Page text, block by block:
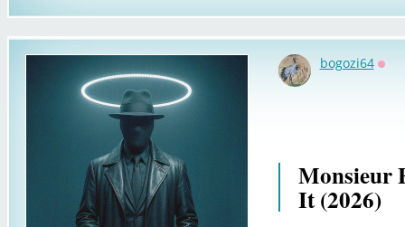
bogozi64
Monsieur
It (2026)